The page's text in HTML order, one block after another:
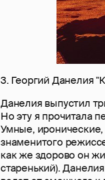
3. Георгий Данелия
Данелия выпустил
Но эту я прочитала
Умные, иронические,
знаменитого
как же здорово он
старенький).